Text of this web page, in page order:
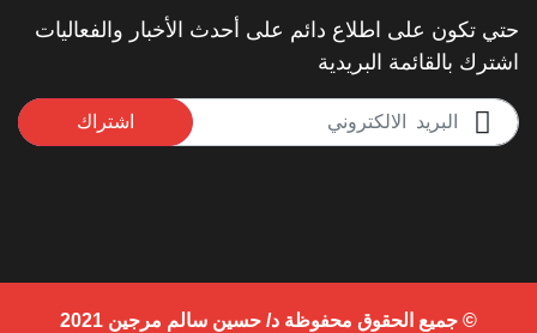
حتي تكون على اطلاع دائم على أحدث الأخبار والفعاليات
اشترك بالقائمة البريدية
اشتراك
© جميع الحقوق محفوظة د/ حسين سالم مرجين 2021